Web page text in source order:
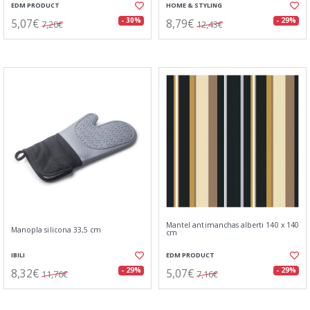
EDM PRODUCT
5,07€ 7,20€ - 30%
HOME & STYLING
8,79€ 12,43€ - 29%
Manopla silicona 33,5 cm
IBILI
8,32€ 11,76€ - 29%
Mantel antimanchas alberti 140 x 140
cm
EDM PRODUCT
5,07€ 7,16€ - 29%